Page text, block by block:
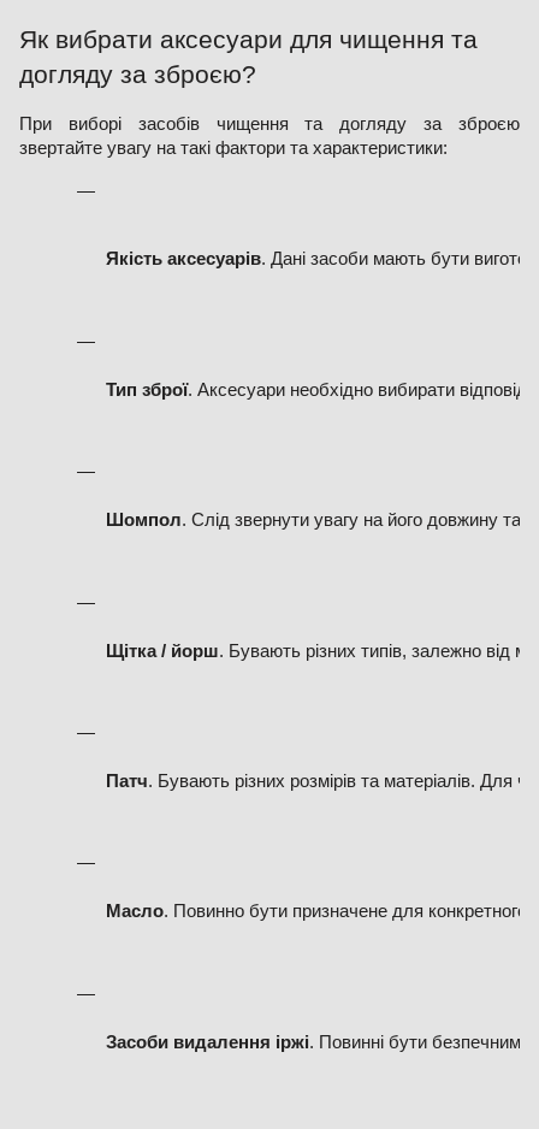
Як вибрати аксесуари для чищення та
догляду за зброєю?
При виборі засобів чищення та догляду за зброєю
звертайте увагу на такі фактори та характеристики:
Якість аксесуарів. Дані засоби мають бути
Тип зброї. Аксесуари необхідно вибирати
Шомпол. Слід звернути увагу на його довжину та
Щітка / йорш. Бувають різних типів, залежно від
Патч. Бувають різних розмірів та матеріалів. Для
Масло. Повинно бути призначене для конкретного
Засоби видалення іржі. Повинні бути безпечними